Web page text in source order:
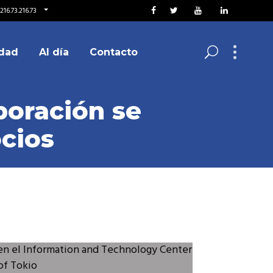
Al día Contacto
se
el Information and Technology Center
Tokio